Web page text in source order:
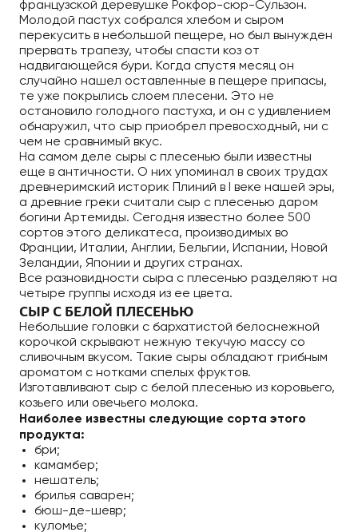
французской деревушке Рокфор-сюр-Сульзон.
Молодой пастух собрался хлебом и сыром
перекусить в небольшой пещере, но был вынужден
прервать трапезу, чтобы спасти коз от
надвигающейся бури. Когда спустя месяц он
случайно нашел оставленные в пещере припасы,
те уже покрылись слоем плесени. Это не
остановило голодного пастуха, и он с удивлением
обнаружил, что сыр приобрел превосходный, ни с
чем не сравнимый вкус.
На самом деле сыры с плесенью были известны
еще в античности. О них упоминал в своих трудах
древнеримский историк Плиний в I веке нашей эры,
а древние греки считали сыр с плесенью даром
богини Артемиды. Сегодня известно более 500
сортов этого деликатеса, производимых во
Франции, Италии, Англии, Бельгии, Испании, Новой
Зеландии, Японии и других странах.
Все разновидности сыра с плесенью разделяют на
четыре группы исходя из ее цвета.
СЫР С БЕЛОЙ ПЛЕСЕНЬЮ
Небольшие головки с бархатистой белоснежной
корочкой скрывают нежную текучую массу со
сливочным вкусом. Такие сыры обладают грибным
ароматом с нотками спелых фруктов.
Изготавливают сыр с белой плесенью из коровьего,
козьего или овечьего молока.
Наиболее известны следующие сорта этого
продукта:
бри;
камамбер;
нешатель;
брилья саварен;
бюш-де-шевр;
куломье;